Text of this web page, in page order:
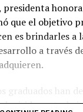
presidenta
que el objetivo
es brindarles a
a través
graduados han
un trabajo